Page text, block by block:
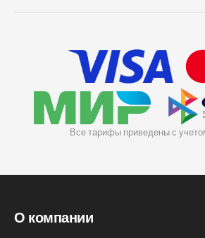
Все тарифы приведены с
О компании